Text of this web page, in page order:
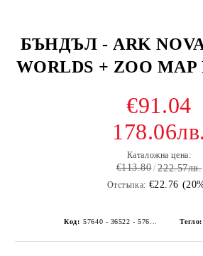
БЪНДЪЛ - ARK
WORLDS + ZOO MAP
€91.04
178.06лв.
Каталожна цена:
€113.80 222.57лв.
Отстъпка: €22.76
Код: Тегло: